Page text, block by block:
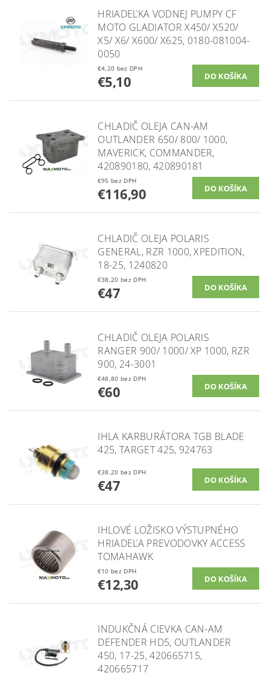
HRIADEĽKA VODNEJ PUMPY CF
MOTO GLADIATOR X450/ X520/
X5/ X6/ X600/ X625, 0180-081004-
0050
€4,20 bez DPH
€5,10
CHLADIČ OLEJA CAN-AM
OUTLANDER 650/ 800/ 1000,
MAVERICK, COMMANDER,
420890180, 420890181
€95 bez DPH
€116,90
CHLADIČ OLEJA POLARIS
GENERAL, RZR 1000, XPEDITION,
18-25, 1240820
€38,20 bez DPH
€47
CHLADIČ OLEJA POLARIS
RANGER 900/ 1000/ XP 1000, RZR
900, 24-3001
€48,80 bez DPH
€60
IHLA KARBURÁTORA TGB BLADE
425, TARGET 425, 924763
€38,20 bez DPH
€47
IHLOVÉ LOŽISKO VÝSTUPNÉHO
HRIADEĽA PREVODOVKY ACCESS
TOMAHAWK
€10 bez DPH
€12,30
INDUKČNÁ CIEVKA CAN-AM
DEFENDER HD5, OUTLANDER
450, 17-25, 420665715,
420665717